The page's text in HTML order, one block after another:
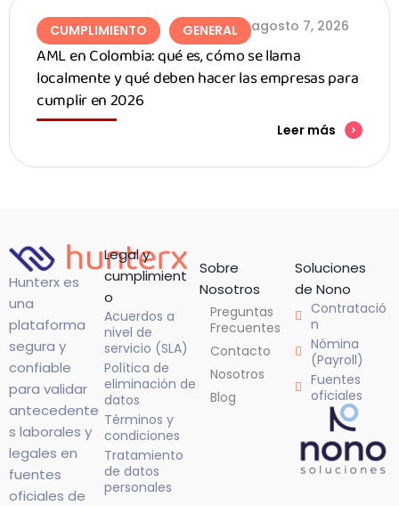
CUMPLIMIENTO GENERAL agosto 7, 2026
AML en Colombia: qué es, cómo se llama
localmente y qué deben hacer las empresas para
cumplir en 2026
Leer más
Hunterx es
una
plataforma
segura y
confiable
para validar
antecedente
s laborales y
legales en
fuentes
oficiales de
Legal y
cumplimient
o
Acuerdos a
nivel de
servicio (SLA)
Política de
eliminación de
datos
Términos y
condiciones
Tratamiento
de datos
personales
Sobre
Nosotros
Preguntas
Frecuentes
Contacto
Nosotros
Blog
Soluciones
de Nono
Contratació
n
Nómina
(Payroll)
Fuentes
oficiales